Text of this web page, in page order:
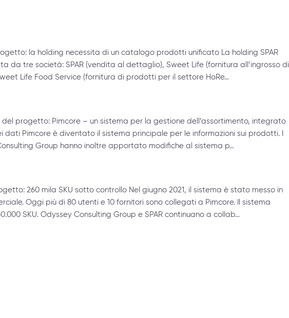
la holding necessita di un catalogo prodotti unificato La holding SPAR
da tre società: SPAR (vendita al dettaglio), Sweet Life (fornitura all’ingrosso di
Life Food Service (fornitura di prodotti per il settore HoRe…
del progetto: Pimcore – un sistema per la gestione dell’assortimento, integrato
dati Pimcore è diventato il sistema principale per le informazioni sui prodotti. I
Group hanno inoltre apportato modifiche al sistema p…
260 mila SKU sotto controllo Nel giugno 2021, il sistema è stato messo in
Oggi più di 80 utenti e 10 fornitori sono collegati a Pimcore. Il sistema
SKU. Odyssey Consulting Group e SPAR continuano a collab…